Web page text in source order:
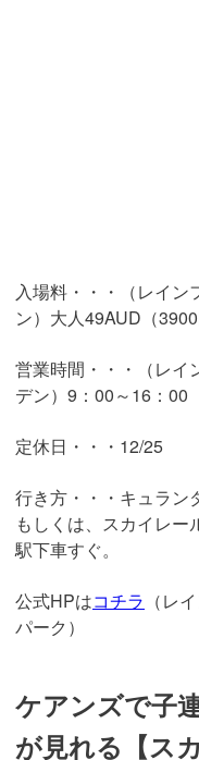
入場料・・・（レイン
ン）大人49AUD（
営業時間・・・（レイ
デン）9：00～16：00
定休日・・・12/25
行き方・・・キュラン
もしくは、スカイレ
駅下車すぐ。
公式HPはコチラ （レ
パーク）
ケアンズで子
が見れる【ス